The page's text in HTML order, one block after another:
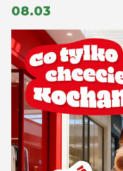
08.03